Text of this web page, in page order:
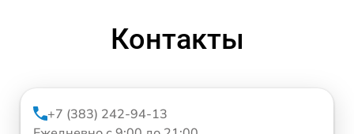
Контакты
+7 (383) 242-94-13